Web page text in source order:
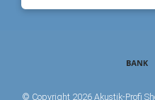
© Copyright 2026 Akustik-Profi